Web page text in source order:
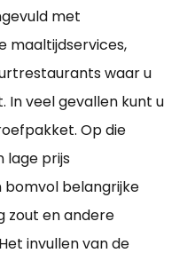
met
maaltijdservices,
waar u
In veel gevallen kunt u
Op die
lage prijs
belangrijke
zout en andere
invullen van de